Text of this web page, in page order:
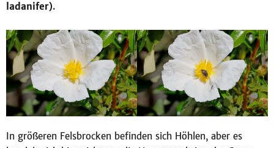
ladanifer).
In größeren Felsbrocken befinden sich Höhlen, aber es